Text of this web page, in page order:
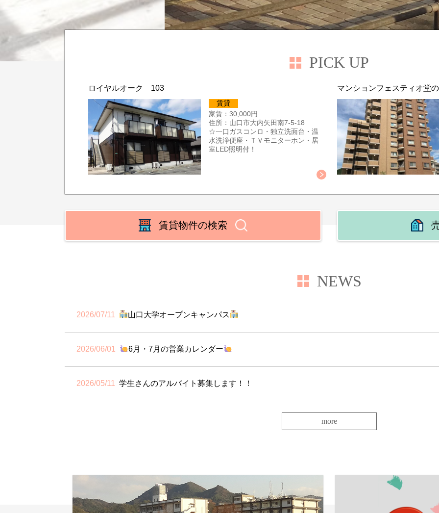
PICK UP
ロイヤルオーク 103
賃貸
家賃：30,000円
住所：山口市大内矢田南7-5-18
☆一口ガスコンロ・独立洗面台・温
水洗浄便座・ＴＶモニターホン・居
室LED照明付！
マンションフェスティオ堂
賃貸物件の検索
NEWS
2026/07/11 山口大学オープンキャンパス
2026/06/01 6月・7月の営業カレンダー
2026/05/11 学生さんのアルバイト募集します！！
more